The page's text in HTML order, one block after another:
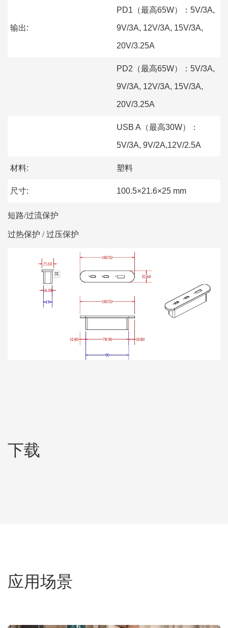
输出:
PD1（最高65W）：5V/3A,
9V/3A, 12V/3A, 15V/3A,
20V/3.25A
PD2（最高65W）：5V/3A,
9V/3A, 12V/3A, 15V/3A,
20V/3.25A
USB A（最高30W）：
5V/3A, 9V/2A,12V/2.5A
材料: 塑料
尺寸: 100.5×21.6×25 mm
短路/过流保护
过热保护 / 过压保护
下载
应用场景